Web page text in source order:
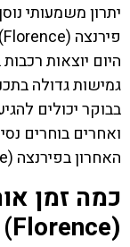
יתרון משמעותי
היום יוצאות
גמישות גדולה
ואחרים בוחרים
האחרון בפירנצה (Florence).
כמה זמן
(Florence) לנאפולי (Naples)